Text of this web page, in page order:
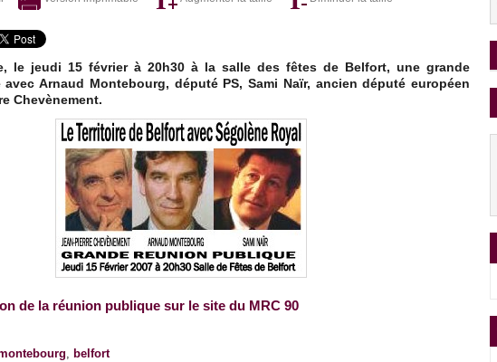
le jeudi 15 février à 20h30 à la salle des fêtes de Belfort, une grande
Arnaud Montebourg, député PS, Sami Naïr, ancien député européen
Chevènement.
de la réunion publique sur le site du MRC 90
, belfort